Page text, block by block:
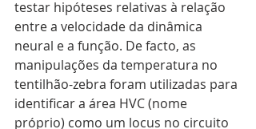
testar hipóteses relativas à relação
entre a velocidade da dinâmica
neural e a função. De facto, as
manipulações da temperatura no
tentilhão-zebra foram utilizadas para
identificar a área HVC (nome
próprio) como um locus no circuito